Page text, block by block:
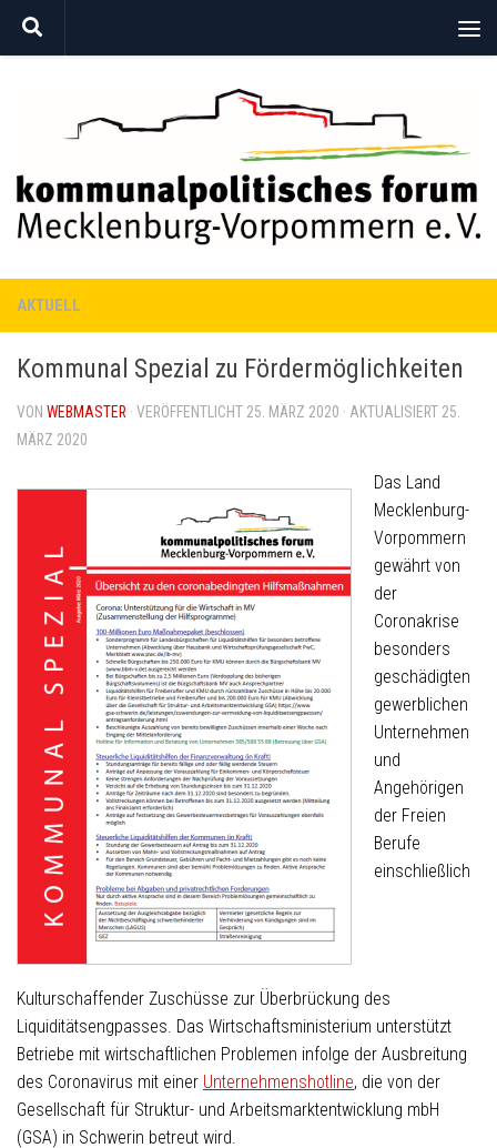
Zum Inhalt springen
AKTUELL
Kommunal Spezial zu Fördermöglichkeiten
VON WEBMASTER · VERÖFFENTLICHT 25. MÄRZ 2020 · AKTUALISIERT 25.
MÄRZ 2020
Das Land
Mecklenburg-
Vorpommern
gewährt von
der
Coronakrise
besonders
geschädigten
gewerblichen
Unternehmen
und
Angehörigen
der Freien
Berufe
einschließlich
Kulturschaffender Zuschüsse zur Überbrückung des
Liquiditätsengpasses. Das Wirtschaftsministerium unterstützt
Betriebe mit wirtschaftlichen Problemen infolge der Ausbreitung
des Coronavirus mit einer Unternehmenshotline, die von der
Gesellschaft für Struktur- und Arbeitsmarktentwicklung mbH
(GSA) in Schwerin betreut wird.